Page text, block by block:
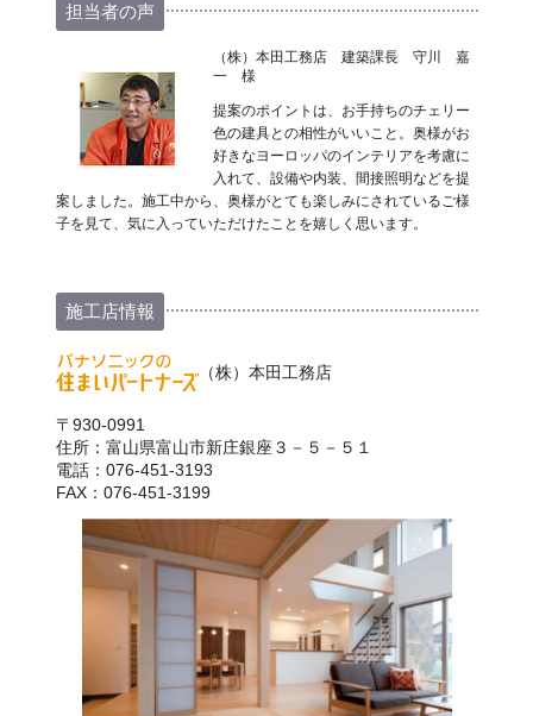
担当者の声
（株）本田工務店 建築課長 守川 嘉
一 様
提案のポイントは、お手持ちのチェリー
色の建具との相性がいいこと。奥様がお
好きなヨーロッパのインテリアを考慮に
入れて、設備や内装、間接照明などを提
案しました。施工中から、奥様がとても楽しみにされているご様
子を見て、気に入っていただけたことを嬉しく思います。
施工店情報
（株）本田工務店
〒930-0991
住所：富山県富山市新庄銀座３－５－５１
電話：076-451-3193
FAX：076-451-3199